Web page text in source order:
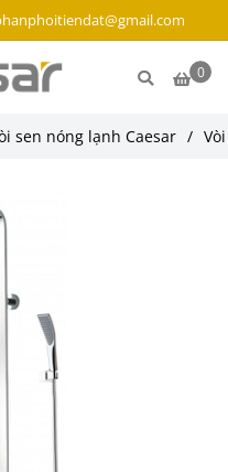
0
sen nóng lạnh Caesar /